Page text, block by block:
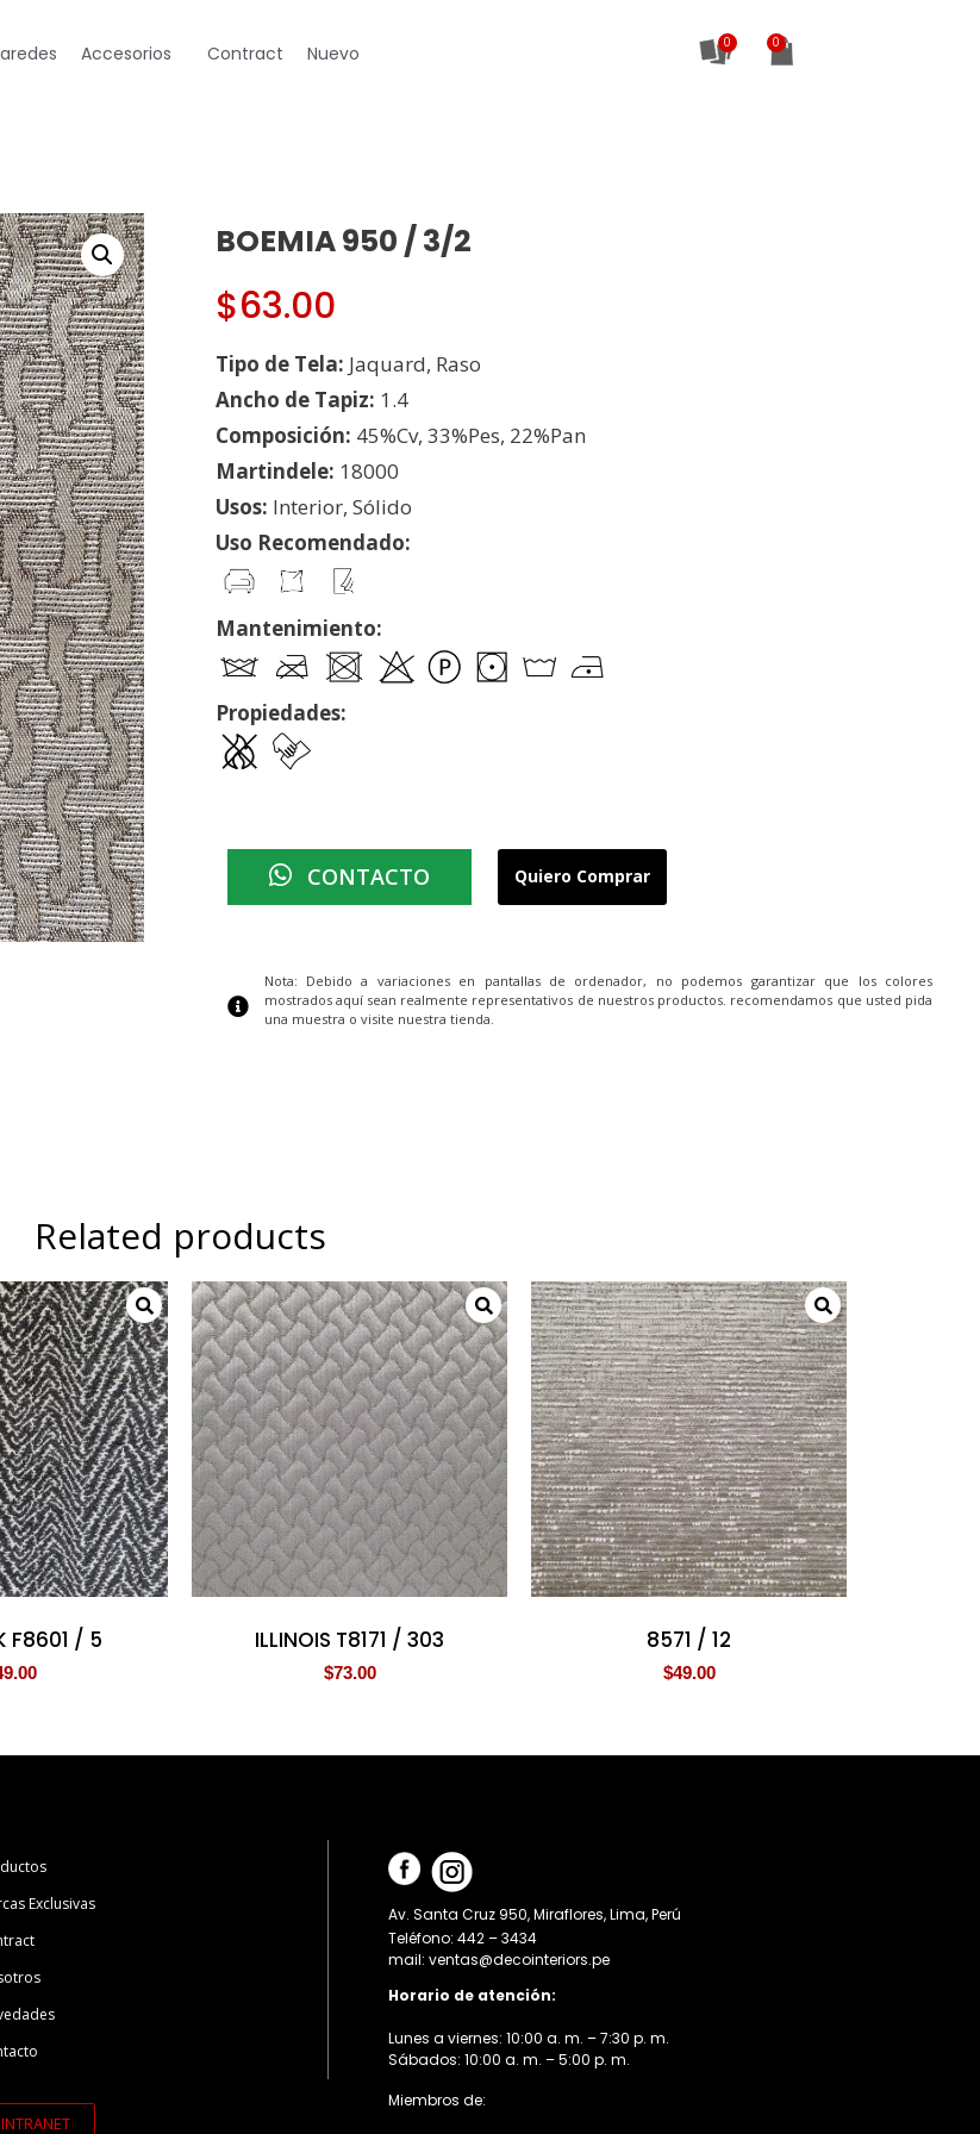
Accesorios Contract Nuevo 0
BOEMIA 950 / 3/2
$63.00
Tipo de Tela: Jaquard, Raso
Ancho de Tapiz: 1.4
Composición: 45%Cv, 33%Pes, 22%Pan
Martindele: 18000
Usos: Interior, Sólido
Uso Recomendado:
Mantenimiento:
Propiedades:
CONTACTO Quiero Comprar
Nota: Debido a variaciones en pantallas de ordenador, no podemos garantizar que los colores
mostrados aquí sean realmente representativos de nuestros productos. recomendamos que usted pida
una muestra o visite nuestra tienda.
Related products
F8601 / 5 ILLINOIS T8171 / 303
$73.00
8571 / 12
$49.00
Exclusivas
INTRANET
Av. Santa Cruz 950, Miraflores, Lima, Perú
Teléfono: 442 – 3434
mail: ventas@decointeriors.pe
Horario de atención:
Lunes a viernes: 10:00 a. m. – 7:30 p. m.
Sábados: 10:00 a. m. – 5:00 p. m.
Miembros de: